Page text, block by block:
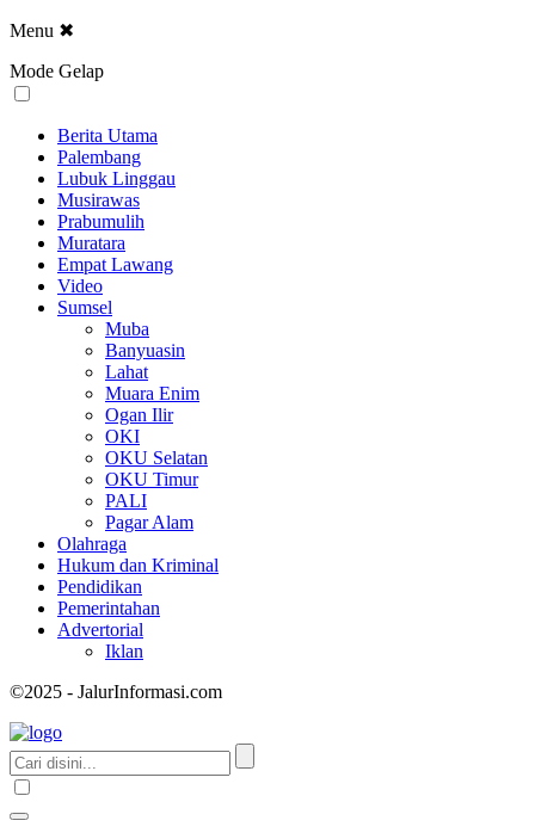
Menu ✖
Mode Gelap
Berita Utama
Palembang
Lubuk Linggau
Musirawas
Prabumulih
Muratara
Empat Lawang
Video
Sumsel
Muba
Banyuasin
Lahat
Muara Enim
Ogan Ilir
OKI
OKU Selatan
OKU Timur
PALI
Pagar Alam
Olahraga
Hukum dan Kriminal
Pendidikan
Pemerintahan
Advertorial
Iklan
©2025 - JalurInformasi.com